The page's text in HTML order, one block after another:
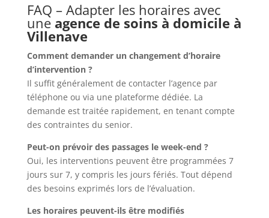
FAQ – Adapter les horaires avec
une agence de soins à domicile à
Villenave
Comment demander un changement d’horaire
d’intervention ?
Il suffit généralement de contacter l’agence par
téléphone ou via une plateforme dédiée. La
demande est traitée rapidement, en tenant compte
des contraintes du senior.
Peut-on prévoir des passages le week-end ?
Oui, les interventions peuvent être programmées 7
jours sur 7, y compris les jours fériés. Tout dépend
des besoins exprimés lors de l’évaluation.
Les horaires peuvent-ils être modifiés